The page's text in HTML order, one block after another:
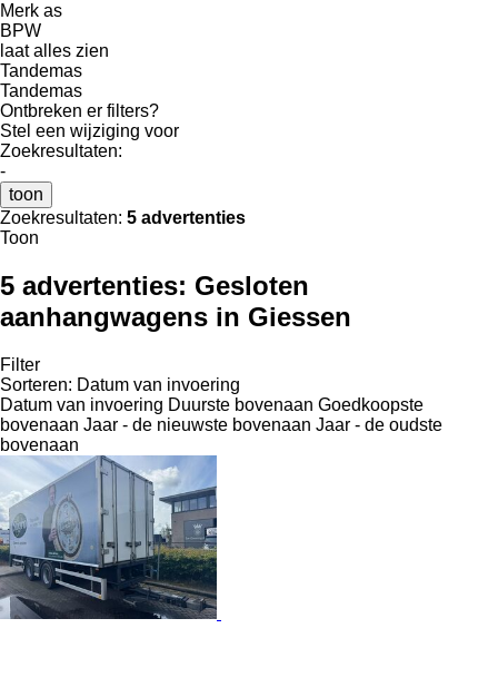
Merk as
BPW
laat alles zien
Tandemas
Tandemas
Ontbreken er filters?
Stel een wijziging voor
Zoekresultaten:
-
toon
Zoekresultaten: 5 advertenties
Toon
5 advertenties: Gesloten
aanhangwagens in Giessen
Filter
Sorteren: Datum van invoering
Datum van invoering Duurste bovenaan Goedkoopste
bovenaan Jaar - de nieuwste bovenaan Jaar - de oudste
bovenaan